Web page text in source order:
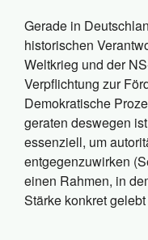
Gerade in
historischen
Weltkrieg und der
Verpflichtung zur
Demokratische
geraten deswegen
essenziell, um
entgegenzuwirken
einen Rahmen, in
Stärke konkret